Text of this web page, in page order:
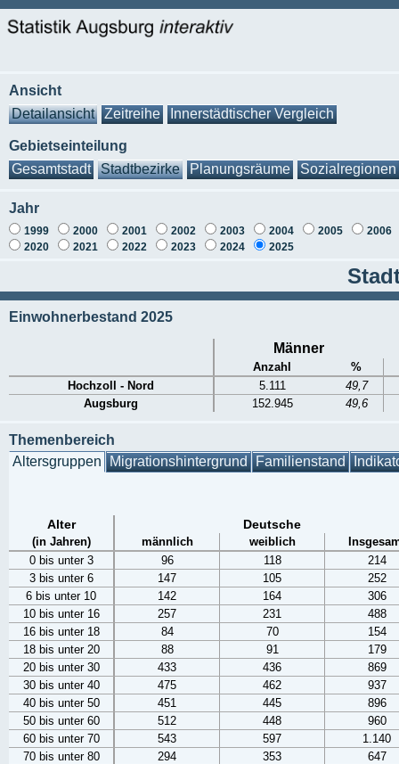
Ansicht
Detailansicht
Zeitreihe Innerstädtischer Vergleich
Gebietseinteilung
Gesamtstadt
Stadtbezirke Planungsräume Sozialregionen
Jahr
1999 2000 2001 2002 2003 2004 2005
2006
2020
2021 2022 2023 2024 2025
Einwohnerbestand 2025
Männer
Anzahl
%
Hochzoll - Nord
5.111
49,7
Augsburg
152.945 49,6
Themenbereich
Altersgruppen Migrationshintergrund Familienstand
Alter Deutsche
(in Jahren) männlich weiblich
0 bis unter 3
96 118
214
3 bis unter 6
147 105
252
6 bis unter 10
142 164
306
10 bis unter 16
257 231
488
16 bis unter 18
84 70
154
18 bis unter 20
88 91
179
20 bis unter 30
433 436
869
30 bis unter 40
475 462
937
40 bis unter 50
451 445
896
50 bis unter 60
512 448
960
60 bis unter 70
543 597
1.140
70 bis unter 80
294 353
647